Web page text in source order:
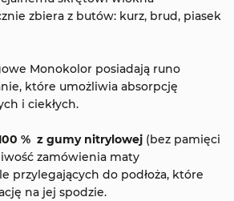
zbiera z butów: kurz, brud, piasek
Monokolor posiadają runo
które umożliwia absorpcję
i ciekłych.
% z gumy nitrylowej (bez pamięci
zamówienia maty
przylegających do podłoża, które
na jej spodzie.